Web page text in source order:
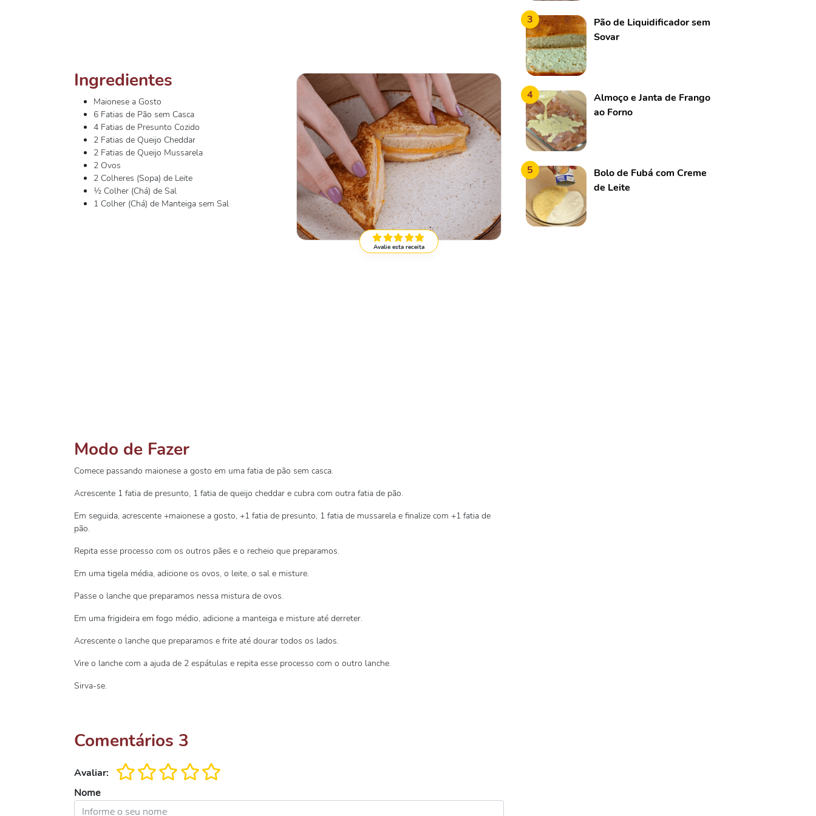
Avalie esta receita
Ingredientes
Maionese a Gosto
6 Fatias de Pão sem Casca
4 Fatias de Presunto Cozido
2 Fatias de Queijo Cheddar
2 Fatias de Queijo Mussarela
2 Ovos
2 Colheres (Sopa) de Leite
½ Colher (Chá) de Sal
1 Colher (Chá) de Manteiga sem Sal
Modo de Fazer
Comece passando maionese a gosto em uma fatia de pão sem casca.
Acrescente 1 fatia de presunto, 1 fatia de queijo cheddar e cubra com outra fatia de pão.
Em seguida, acrescente +maionese a gosto, +1 fatia de presunto, 1 fatia de mussarela e finalize com +1 fatia de
pão.
Repita esse processo com os outros pães e o recheio que preparamos.
Em uma tigela média, adicione os ovos, o leite, o sal e misture.
Passe o lanche que preparamos nessa mistura de ovos.
Em uma frigideira em fogo médio, adicione a manteiga e misture até derreter.
Acrescente o lanche que preparamos e frite até dourar todos os lados.
Vire o lanche com a ajuda de 2 espátulas e repita esse processo com o outro lanche.
Sirva-se.
Comentários 3
Avaliar:
Nome
3
Pão de Liquidificador sem
Sovar
4
Almoço e Janta de Frango
ao Forno
5
Bolo de Fubá com Creme
de Leite